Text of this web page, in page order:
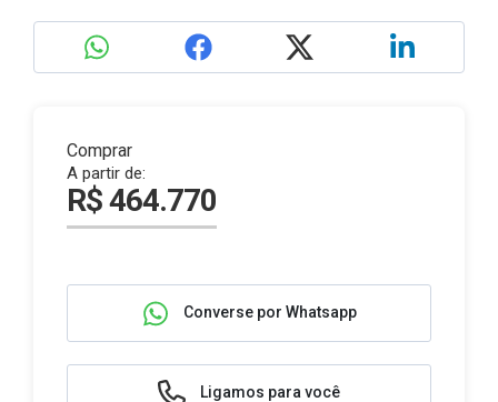
Comprar
A partir de:
R$ 464.770
Converse por Whatsapp
Ligamos para você